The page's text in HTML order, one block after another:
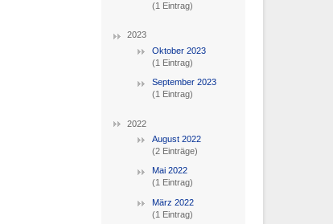
(1 Eintrag)
2023
Oktober 2023
(1 Eintrag)
September 2023
(1 Eintrag)
2022
August 2022
(2 Einträge)
Mai 2022
(1 Eintrag)
März 2022
(1 Eintrag)